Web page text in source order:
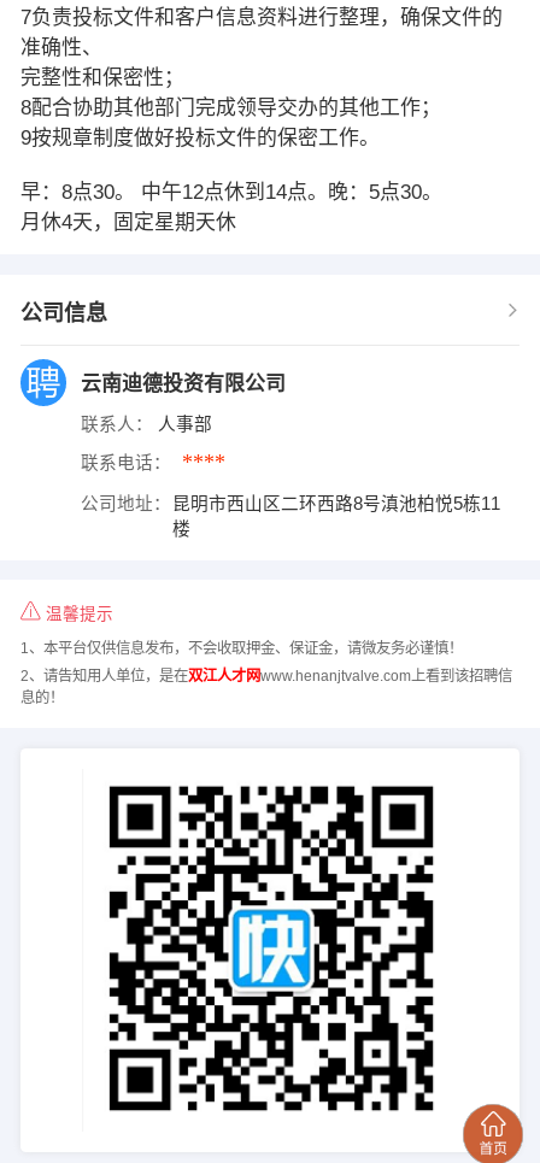
7负责投标文件和客户信息资料进行整理，确保文件的
准确性、
完整性和保密性；
8配合协助其他部门完成领导交办的其他工作；
9按规章制度做好投标文件的保密工作。
早：8点30。 中午12点休到14点。晚：5点30。
月休4天，固定星期天休
公司信息
云南迪德投资有限公司
联系人： 人事部
联系电话： ****
公司地址：
昆明市西山区二环西路8号滇池柏悦5栋11
楼
温馨提示
1、本平台仅供信息发布，不会收取押金、保证金，请微友务必谨慎！
2、请告知用人单位，是在双江人才网www.henanjtvalve.com上看到该招聘信
息的！